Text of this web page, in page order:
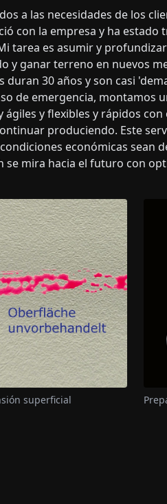
a las necesidades de los
con la empresa y ha estado
tarea es asumir y
y ganar terreno en nuevos
duran 30 años y son casi
de emergencia, montamos
y flexibles y rápidos
produciendo. Este
económicas sean
se mira hacia el futuro con
superficial